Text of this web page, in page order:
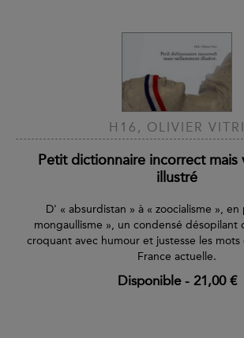
H16, OLIVIER VITRI
Petit dictionnaire incorrect mais
illustré
D' « absurdistan » à « zoocialisme », en
mongaullisme », un condensé désopilant
croquant avec humour et justesse les mots
France actuelle.
Disponible- 21,00 €